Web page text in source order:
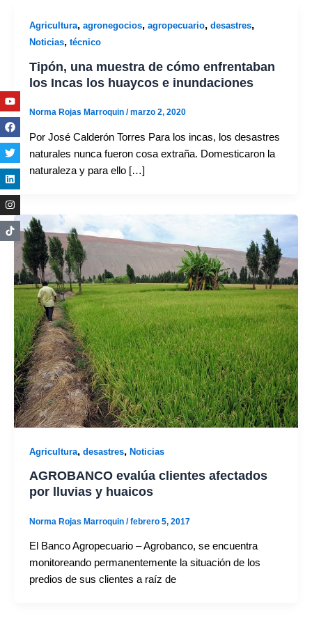
Agricultura, agronegocios, agropecuario, desastres,
Noticias, técnico
Tipón, una muestra de cómo enfrentaban
los Incas los huaycos e inundaciones
Norma Rojas Marroquin /marzo 2, 2020
Por José Calderón Torres Para los incas, los desastres
naturales nunca fueron cosa extraña. Domesticaron la
naturaleza y para ello […]
Agricultura, desastres, Noticias
AGROBANCO evalúa clientes afectados
por lluvias y huaicos
Norma Rojas Marroquin /febrero 5, 2017
El Banco Agropecuario – Agrobanco, se encuentra
monitoreando permanentemente la situación de los
predios de sus clientes a raíz de
Youtube
Facebook
Twitter
Linkedin
Instagram